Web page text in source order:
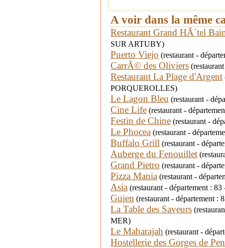
A voir dans la même
Restaurant Grand HÃ´tel
SUR ARTUBY)
Puerto Viejo (restaurant -
CarrÃ© des Oliviers
Restaurant La Plage d'Argent
PORQUEROLLES)
Le Lagon Bleu (restaurant -
Cine Life (restaurant -
Festin de Chine (restaurant -
Le Phocea (restaurant -
Buffalo Grill (restaurant -
Auberge du Fenouillet
Grand Pietro (restaurant -
Pizza Mania (restaurant -
Asia (restaurant - département :
Guien (restaurant - département
La Table des Saveurs
MER)
Le Maharajah (restaurant -
Hostellerie des Gorges de